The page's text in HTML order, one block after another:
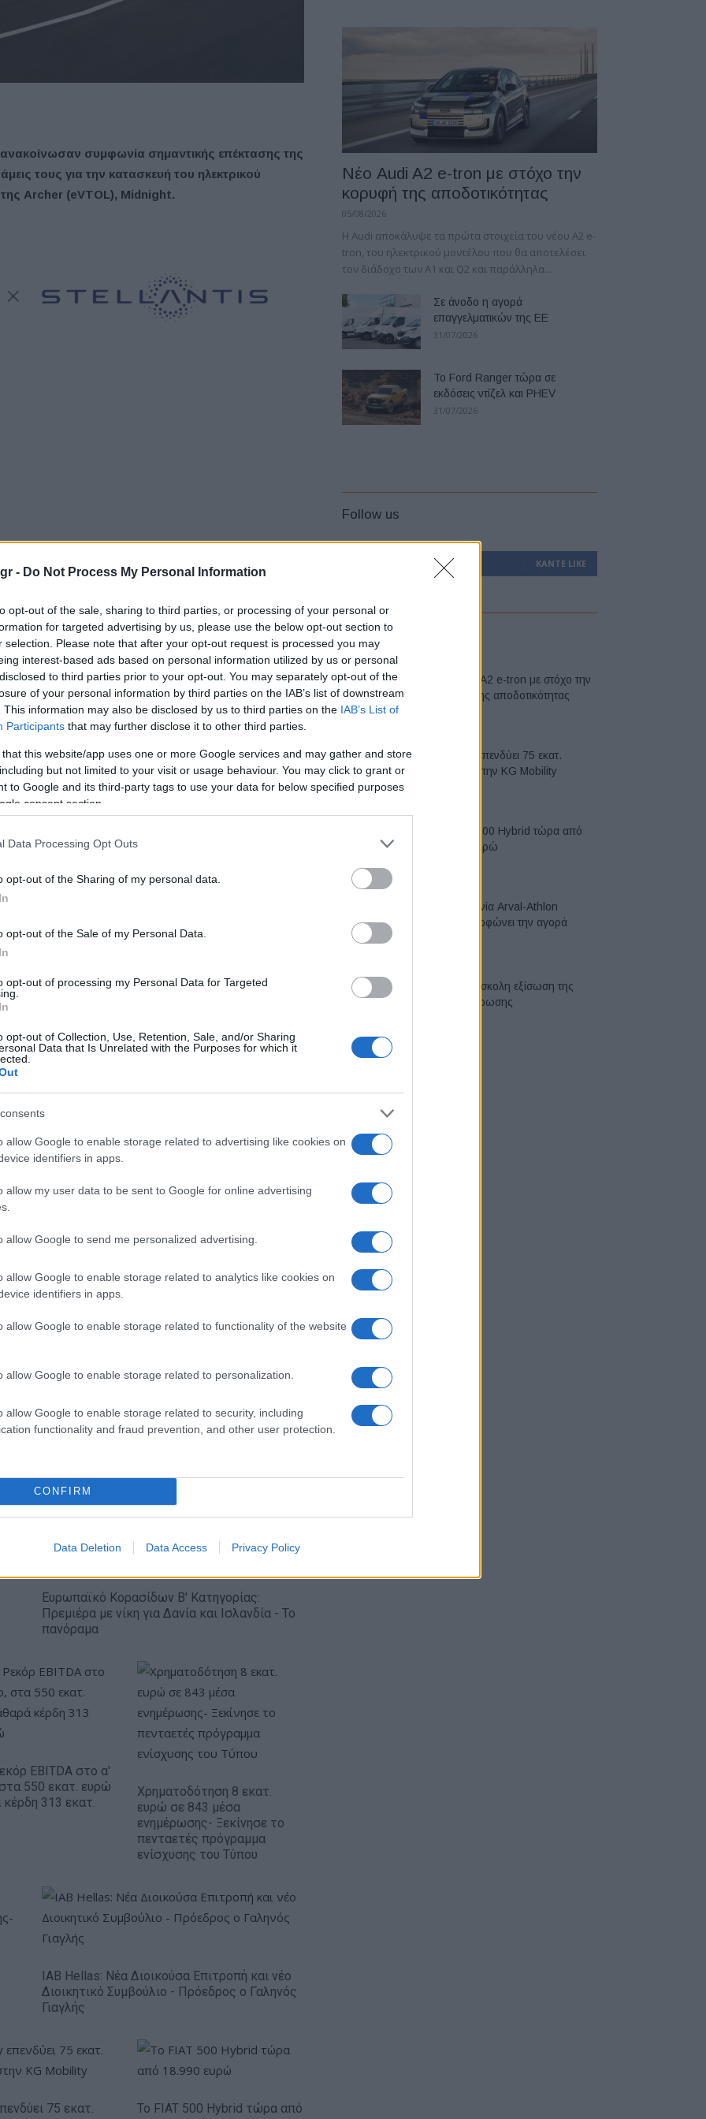
- Do Not Process My Personal Information
opt-out of the sale, sharing to third parties, or processing of your personal or
for targeted advertising by us, please use the below opt-out section to
selection. Please note that after your opt-out request is processed you may
interest-based ads based on personal information utilized by us or personal
to third parties prior to your opt-out. You may separately opt-out of the
of your personal information by third parties on the IAB’s list of downstream
This information may also be disclosed by us to third parties on the IAB’s List of
Participants that may further disclose it to other third parties.
that this website/app uses one or more Google services and may gather and store
but not limited to your visit or usage behaviour. You may click to grant or
to Google and its third-party tags to use your data for below specified purposes
consent section.
Data Processing Opt Outs
opt-out of the Sharing of my personal data.
opt-out of the Sale of my Personal Data.
opt-out of processing my Personal Data for Targeted
opt-out of Collection, Use, Retention, Sale, and/or Sharing
Data that Is Unrelated with the Purposes for which it
allow Google to enable storage related to advertising like cookies on
identifiers in apps.
allow my user data to be sent to Google for online advertising
allow Google to send me personalized advertising.
allow Google to enable storage related to analytics like cookies on
identifiers in apps.
allow Google to enable storage related to functionality of the website
allow Google to enable storage related to personalization.
allow Google to enable storage related to security, including
functionality and fraud prevention, and other user protection.
CONFIRM
Data Deletion Data Access Privacy Policy
συμφωνία σημαντικής επέκτασης της
τους για την κατασκευή του ηλεκτρικού
Archer (eVTOL), Midnight.
υποστήριξη της προσφάτως ανακοινωθείσας
Γεωργίας (ΗΠΑ), στην οποία οι εταιρείες
αεροσκάφουςMidnightτο 2024. Το Midnight
και, με προβλεπόμενο ωφέλιμο φορτίο πάνω από
του πιλότου. Με αυτονομία 100 μιλίων, το
αποστάσεων περίπου 20 μιλίων μετ΄επιστροφής, με
αεροπορικής κινητικότητας θα αξιοποιήσει τις
εταιρειών για την εμπορευματοποίηση του
επιπέδου ομάδα ειδικών eVTOL,
θα συμβάλει με προηγμένη τεχνολογία και
και κεφάλαια. Αυτός ο συνδυασμός θα επιτρέψει
σύμφωνα με τα σχέδια εμπορευματοποίησης της
δολαρίων εκ μέρους της. Στόχος είναι η
αποκλειστικού κατασκευαστή βάσει σύμβασης.
150 εκατομμυρίων δολαρίων μετοχικού κεφαλαίου
υπό την προϋπόθεση επίτευξης ορισμένων
επίσης να αυξήσει τη στρατηγική της συμμετοχή
ελεύθερη αγορά. Αυτές οι ενέργειες και άλλες
στην Stellantis να καταστεί διαχρονικός,
διετία και εντυπωσιάζομαι από την εφευρετικότητα
δήλωσε ο
επενδυτή με προοπτική αύξησης των μετοχών
τα πάντα για παροχή βιώσιμης ελευθερίας
Archer με την κατασκευαστική τεχνογνωσία μας
Stellantis στην μετακίνηση του κόσμου».
της Archer προς την εμπορευματοποίηση και η
κοινού κατασκευή του αεροσκάφους Midnight,
αγορά», δήλωσε ο
τα σημαντικά βήματα από κοινού για την
των αστικών μεταφορών».
από το 2020, μέσω διαφόρων πρωτοβουλιών
διάρκεια αυτής της περιόδου, η Archer αξιοποίησε
αλυσίδα και τις σχεδιαστικές γνώσεις της Stellantis
εμπορευματοποίησης των αεροσκαφών της eVTOL.
Ευρωπαϊκό Κορασίδων Β' Κατηγορίας:
Πρεμιέρα με νίκη για Δανία και Ισλανδία - Το
πανόραμα
EBITDA στο α'
550 εκατ. ευρώ
313 εκατ.
Χρηματοδότηση 8 εκατ.
ευρώ σε 843 μέσα
ενημέρωσης- Ξεκίνησε το
πενταετές πρόγραμμα
ενίσχυσης του Τύπου
IAB Hellas: Νέα Διοικούσα Επιτροπή και νέο
Διοικητικό Συμβούλιο - Πρόεδρος ο Γαληνός
Γιαγλής
75 εκατ.
Το FIAT 500 Hybrid τώρα από
Νέο Audi A2 e-tron με στόχο την
κορυφή της αποδοτικότητας
05/08/2026
Η Audi αποκάλυψε τα πρώτα στοιχεία του νέου A2 e-
tron, του ηλεκτρικού μοντέλου που θα αποτελέσει
τον διάδοχο των A1 και Q2 και παράλληλα...
Σε άνοδο η αγορά
επαγγελματικών της ΕΕ
31/07/2026
Το Ford Ranger τώρα σε
εκδόσεις ντίζελ και PHEV
31/07/2026
Follow us
Υποστηρικτές ΚΆΝΤΕ LIKE
Latest
Νέο Audi A2 e-tron με στόχο την
κορυφή της αποδοτικότητας
Η Chery επενδύει 75 εκατ.
δολάρια στην KG Mobility
Το FIAT 500 Hybrid τώρα από
18.990 ευρώ
Η συμφωνία Arval-Athlon
αναδιαμορφώνει την αγορά
VW: Η δύσκολη εξίσωση της
αναδιάρθρωσης